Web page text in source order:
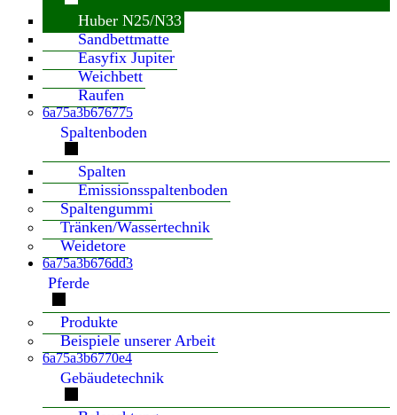
Huber N25/N33
Sandbettmatte
Easyfix Jupiter
Weichbett
Raufen
6a75a3b676775
Spaltenboden
Spalten
Emissionsspaltenboden
Spaltengummi
Tränken/Wassertechnik
Weidetore
6a75a3b676dd3
Pferde
Produkte
Beispiele unserer Arbeit
6a75a3b6770e4
Gebäudetechnik